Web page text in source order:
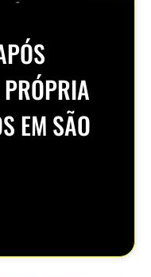
EM SÃO